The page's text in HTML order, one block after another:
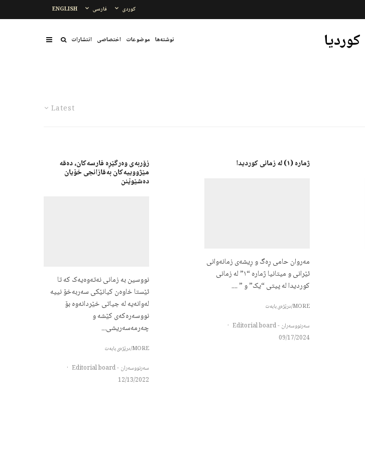
ENGLISH فارسی کوردی
کوردیا نوشتەها موضوعات اختصاصی انتشارات
Latest
ژمارە (١) لە زمانی کوردیدا
مەروان حامی ڕەگ و ڕیشەی زمانەوانی
ئێرانی و میتانیا ژمارە “١” لە زمانی
کوردیدا لە پیتی “یک” و ” ....
MORE/درێژەی بابەت
سەرنووسەران - Editorial board
·
09/17/2024
زۆربەی وه‌رگێڕە فارسه‌کان، دەقە
مێژووییەکان به‌قازانجی خۆیان
دەشێوێنن
نووسین بە زمانی نەتەوەیەک کە تا
ئێستا خاوەن کیانێکی سەربەخۆ نییە
لەوانەیە لە جیاتی خێردانەوە بۆ
نووسەرەکەی کێشە و
چەرمەسەریشی...
MORE/درێژەی بابەت
سەرنووسەران - Editorial board
·
12/13/2022